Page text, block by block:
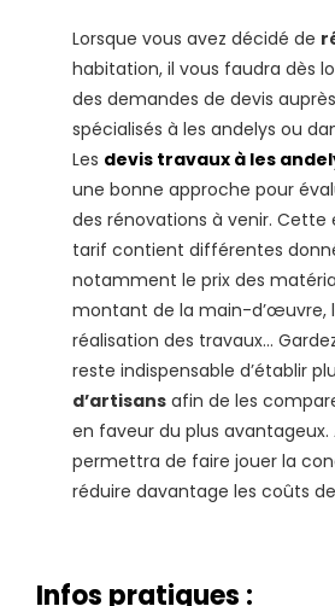
Lorsque vous avez décidé de
habitation, il vous faudra dès
des demandes de devis
spécialisés à les andelys ou
Les devis travaux à les
une bonne approche pour
des rénovations à venir. Cette
tarif contient différentes
notamment le prix des
montant de la main-d’œuvre,
réalisation des travaux… Gardez
reste indispensable d’établir
d’artisans afin de les
en faveur du plus avantageux.
permettra de faire jouer la
réduire davantage les coûts
Infos pratiques :